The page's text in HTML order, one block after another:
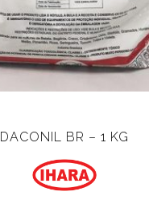
DACONIL BR – 1 KG